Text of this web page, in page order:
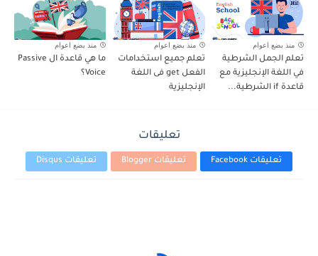
منذ بضع اعوام
تعلم الجمل الشرطية
في اللغة الإنجليزية مع
قاعدة if الشرطية...
منذ بضع اعوام
تعلم جميع استخدامات
الفعل get فى اللغة
الإنجليزية
منذ بضع اعوام
ما هي قاعدة ال Passive
Voice؟
تعليقات
تعليقات Facebook تعليقات Blogger تعليقات Disqus